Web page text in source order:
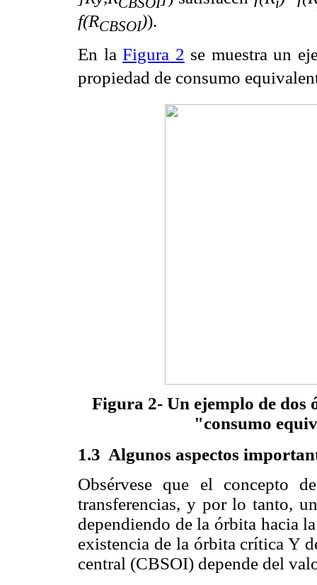
f(RCBSOI)).
En laFigura 2 se muestra un
propiedad de consumo
Figura 2- Un ejemplo de dos
"consumo
1.3 Algunos aspectos
Obsérvese que el concepto
transferencias, y por lo tanto,
dependiendo de la órbita hacia
existencia de la órbita crítica Y
central (CBSOI) depende del